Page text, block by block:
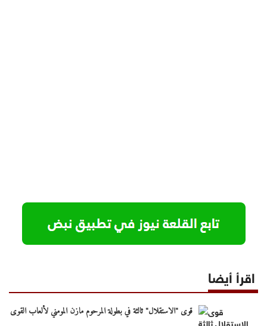
اقرأ أيضا
قوى "الاستقلال" ثالثة في بطولة المرحوم مازن المومني لألعاب القوى